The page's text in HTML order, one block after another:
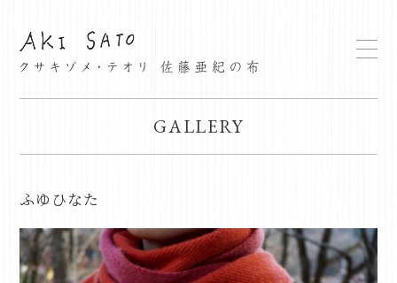
GALLERY
ふゆひなた